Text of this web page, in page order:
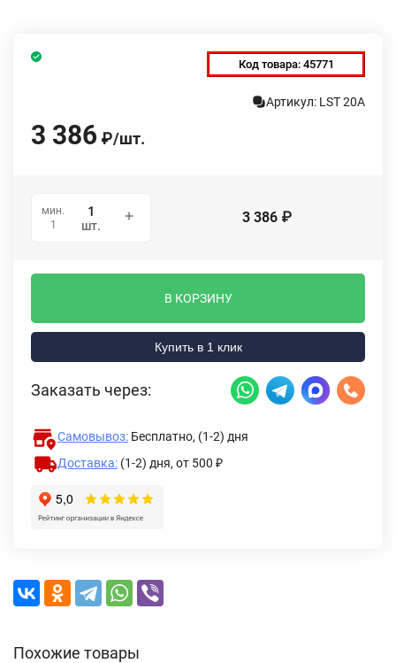
Код товара: 45771
Артикул: LST 20A
3 386 ₽/шт.
мин.
1
шт. 3 386 ₽
В КОРЗИНУ
Купить в 1 клик
Заказать через:
Самовывоз: Бесплатно, (1-2) дня
Доставка: (1-2) дня, от 500 ₽
Похожие товары